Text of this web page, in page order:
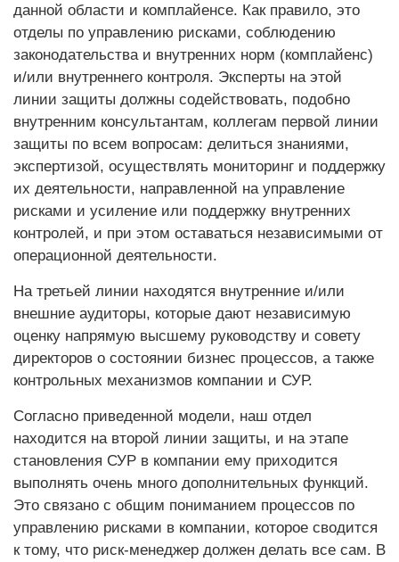
данной области и комплайенсе. Как правило, это
отделы по управлению рисками, соблюдению
законодательства и внутренних норм (комплайенс)
и/или внутреннего контроля. Эксперты на этой
линии защиты должны содействовать, подобно
внутренним консультантам, коллегам первой линии
защиты по всем вопросам: делиться знаниями,
экспертизой, осуществлять мониторинг и поддержку
их деятельности, направленной на управление
рисками и усиление или поддержку внутренних
контролей, и при этом оставаться независимыми от
операционной деятельности.
На третьей линии находятся внутренние и/или
внешние аудиторы, которые дают независимую
оценку напрямую высшему руководству и совету
директоров о состоянии бизнес процессов, а также
контрольных механизмов компании и СУР.
Согласно приведенной модели, наш отдел
находится на второй линии защиты, и на этапе
становления СУР в компании ему приходится
выполнять очень много дополнительных функций.
Это связано с общим пониманием процессов по
управлению рисками в компании, которое сводится
к тому, что риск-менеджер должен делать все сам. В